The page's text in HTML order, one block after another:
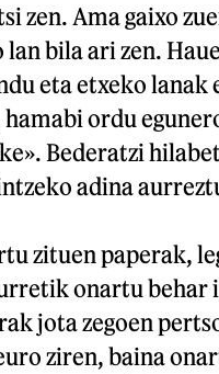
zen. Ama gaixo
bila ari zen.
eta etxeko
hamabi ordu
Bederatzi
adina
zituen paperak,
onartu behar
jota zegoen
ziren, baina